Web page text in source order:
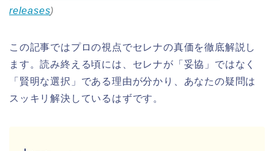
releases)
この記事ではプロの視点でセレナの真価を徹底解説し
ます。読み終える頃には、セレナが「妥協」ではなく
「賢明な選択」である理由が分かり、あなたの疑問は
スッキリ解決しているはずです。